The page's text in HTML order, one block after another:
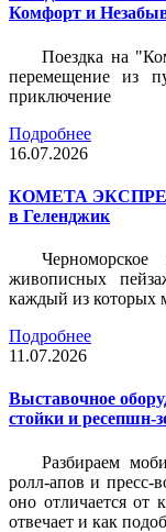
Комфорт и
Поездка на
перемещение из
приключение
Подробнее
16.07.2026
КОМЕТА
в Геленджик
живописных
каждый из которых
Подробнее
11.07.2026
Выставочное
стойки и ресепшн-
Разбираем
ролл-апов и пресс-
оно отличается от
отвечает и как